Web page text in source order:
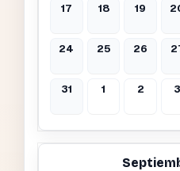
17 18 19
24 25 26
31 1 2 3